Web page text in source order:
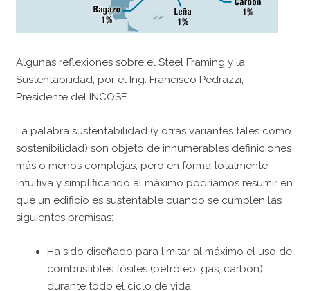
Algunas reflexiones sobre el Steel Framing y la
Sustentabilidad, por el Ing. Francisco Pedrazzi,
Presidente del INCOSE.
La palabra sustentabilidad (y otras variantes tales como
sostenibilidad) son objeto de innumerables definiciones
más o menos complejas, pero en forma totalmente
intuitiva y simplificando al máximo podríamos resumir en
que un edificio es sustentable cuando se cumplen las
siguientes premisas:
Ha sido diseñado para limitar al máximo el uso de
combustibles fósiles (petróleo, gas, carbón)
durante todo el ciclo de vida.